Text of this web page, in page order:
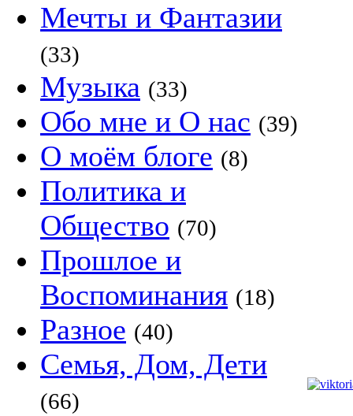
Мечты и Фантазии
(33)
Музыка (33)
Обо мне и О нас (39)
О моём блоге (8)
Политика и
Общество (70)
Прошлое и
Воспоминания (18)
Разное (40)
Семья, Дом, Дети
(66)